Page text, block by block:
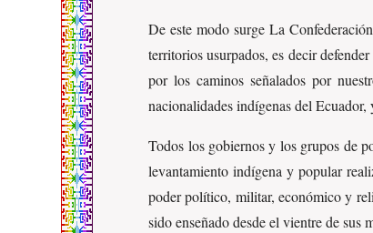
De este modo surge La
territorios usurpados, es decir
por los caminos señalados por
nacionalidades indígenas del
Todos los gobiernos y los grupos de
levantamiento indígena y popular
poder político, militar, económico y
sido enseñado desde el vientre de sus